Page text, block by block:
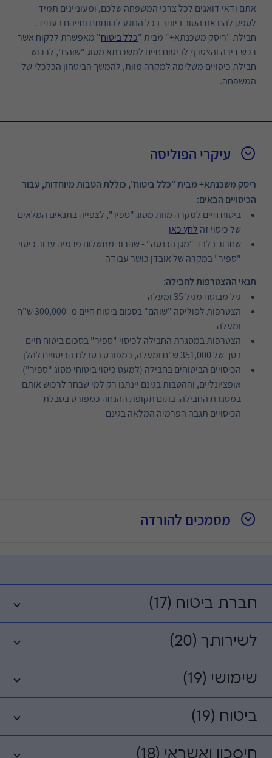
אתם ודאי דואגים לכל צרכי המשפחה שלכם, ומעוניינים תמיד
לספק להם את הטוב ביותר בכל הנוגע לרווחתם וחייהם בעתיד.
חבילת "ריסק משכנתא+" מבית "כלל ביטוח" מאפשרת ללקוח אשר
רכש דירה והצטרף לביטוח חיים למשכנתא מסוג "שוהם", לרכוש
חבילת כיסויים משלימה למקרה מוות, להמשך הביטחון הכלכלי של
המשפחה.
עיקרי הפוליסה
ריסק משכנתא+ מבית "כלל ביטוח", כוללת הטבות מיוחדות, עבור
הכיסויים הבאים:
ביטוח חיים למקרה מוות מסוג "ספיר", לצפייה בתנאים המלאים
של כיסוי זה לחץ כאן
שחרור בלבד "מגן הכנסה" - שחרור מתשלום פרמיה עבור כיסוי
"ספיר" במקרה של אובדן כושר עבודה
תנאי ההצטרפות לחבילה:
גיל מבוטח מגיל 35 ומעלה
הצטרפות לפוליסה "שוהם" בסכום ביטוח חיים מ- 300,000 ש"ח
ומעלה
הצטרפות במסגרת החבילה לכיסוי "ספיר" בסכום ביטוח חיים
בסך של 351,000 ש"ח ומעלה, כמפורט בטבלת הכיסויים להלן
הכיסויים הביטוחים בחבילה (למעט כיסוי ביטוחי מסוג "ספיר")
אופציונליים, וההטבות בגינם יינתנו רק למי שבחר לרכוש אותם
במסגרת החבילה. בתום תקופת ההנחה כמפורט בטבלת
הכיסויים תגבה הפרמיה המלאה בגינם
מסמכים להורדה
חברת ביטוח (17)
לשירותך (20)
שימושי (19)
ביטוח (19)
חיסכון ואשראי (18)